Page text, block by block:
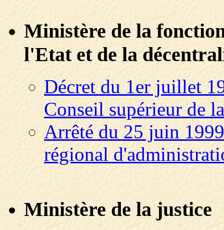
Ministère de la
l'Etat et de la
Décret du 1er juillet
Conseil supérieur de
Arrêté du 25 juin
régional
Ministère de la justice